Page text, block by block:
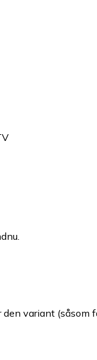
variant